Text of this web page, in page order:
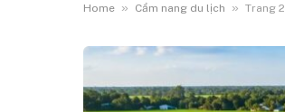
Home » Cẩm nang du lịch » Trang 2